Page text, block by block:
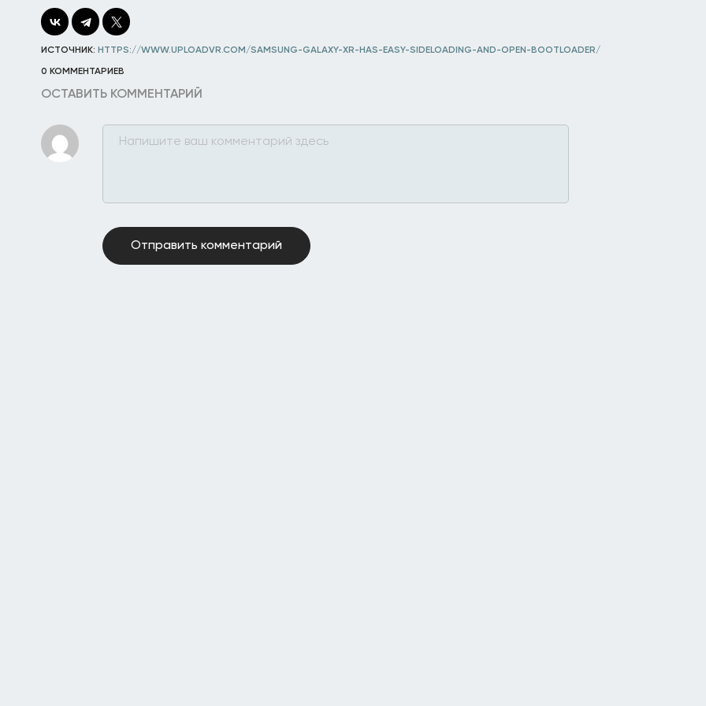
ИСТОЧНИК: HTTPS://WWW.UPLOADVR.COM/SAMSUNG-GALAXY-XR-HAS-EASY-SIDELOADING-AND-OPEN-BOOTLOADER/
0 КОММЕНТАРИЕВ
ОСТАВИТЬ КОММЕНТАРИЙ